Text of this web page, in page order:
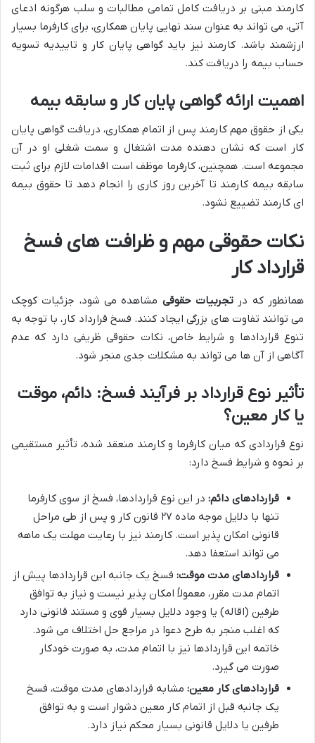
کارمند مبنی بر دریافت کامل تمامی مطالبات و سلب هرگونه ادعای
آتی، می تواند به عنوان سند نهایی پایان همکاری، برای کارفرما بسیار
ارزشمند باشد. کارمند نیز باید گواهی پایان کار و تاییدیه تسویه
حساب بیمه را دریافت کند.
اهمیت ارائه گواهی پایان کار و سابقه بیمه
یکی از حقوق مهم کارمند پس از اتمام همکاری، دریافت گواهی پایان
کار است که نشان دهنده مدت اشتغال و سمت شغلی او در آن
مجموعه است. همچنین، کارفرما موظف است اقدامات لازم برای ثبت
سابقه بیمه کارمند تا آخرین روز کاری را انجام دهد تا حقوق بیمه
ای کارمند تضییع نشود.
نکات حقوقی مهم و ظرافت های فسخ
قرارداد کار
همانطور که در تجربیات حقوقی مشاهده می شود، جزئیات کوچک
می توانند تفاوت های بزرگی ایجاد کنند. فسخ قرارداد کار، با توجه به
تنوع قراردادها و شرایط خاص، نکات حقوقی ظریفی دارد که عدم
آگاهی از آن ها می تواند به مشکلات جدی منجر شود.
تأثیر نوع قرارداد بر فرآیند فسخ: دائم، موقت
یا کار معین؟
نوع قراردادی که میان کارفرما و کارمند منعقد شده، تأثیر مستقیمی
بر نحوه و شرایط فسخ دارد:
قراردادهای دائم: در این نوع قراردادها، فسخ از سوی کارفرما
تنها با دلایل موجه ماده ۲۷ قانون کار و پس از طی مراحل
قانونی امکان پذیر است. کارمند نیز با رعایت مهلت یک ماهه
می تواند استعفا دهد.
قراردادهای مدت موقت: فسخ یک جانبه این قراردادها پیش از
اتمام مدت مقرر، معمولاً امکان پذیر نیست و نیاز به توافق
طرفین (اقاله) یا وجود دلایل بسیار قوی و مستند قانونی دارد
که اغلب منجر به طرح دعوا در مراجع حل اختلاف می شود.
خاتمه این قراردادها نیز با اتمام مدت، به صورت خودکار
صورت می گیرد.
قراردادهای کار معین: مشابه قراردادهای مدت موقت، فسخ
یک جانبه قبل از اتمام کار معین دشوار است و به توافق
طرفین یا دلایل قانونی بسیار محکم نیاز دارد.